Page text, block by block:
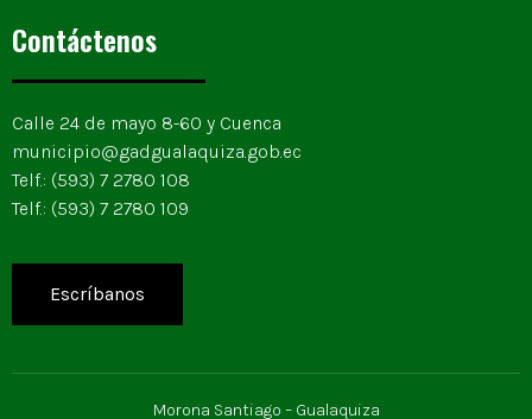
Contáctenos
Calle 24 de mayo 8-60 y Cuenca
municipio@gadgualaquiza.gob.ec
Telf.: (593) 7 2780 108
Telf.: (593) 7 2780 109
Escríbanos
Morona Santiago – Gualaquiza